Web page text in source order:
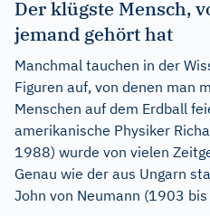
Der klügste Mensch,
jemand gehört hat
Manchmal tauchen in der
Figuren auf, von denen man
Menschen auf dem Erdball
amerikanische Physiker
1988) wurde von vielen
Genau wie der aus Ungarn
John von Neumann (1903